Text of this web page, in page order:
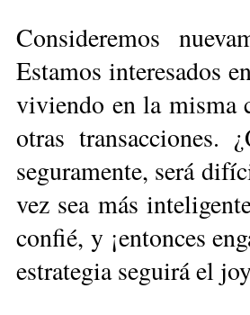
Consideremos
Estamos interesados
viviendo en la misma
otras transacciones.
seguramente, será
vez sea más
confié, y ¡entonces
estra­tegia seguirá el